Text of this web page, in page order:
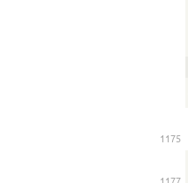
1175